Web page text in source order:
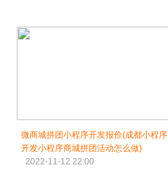
微商城拼团小程序开发报价(成都小程序
开发小程序商城拼团活动怎么做)
2022-11-12 22:00